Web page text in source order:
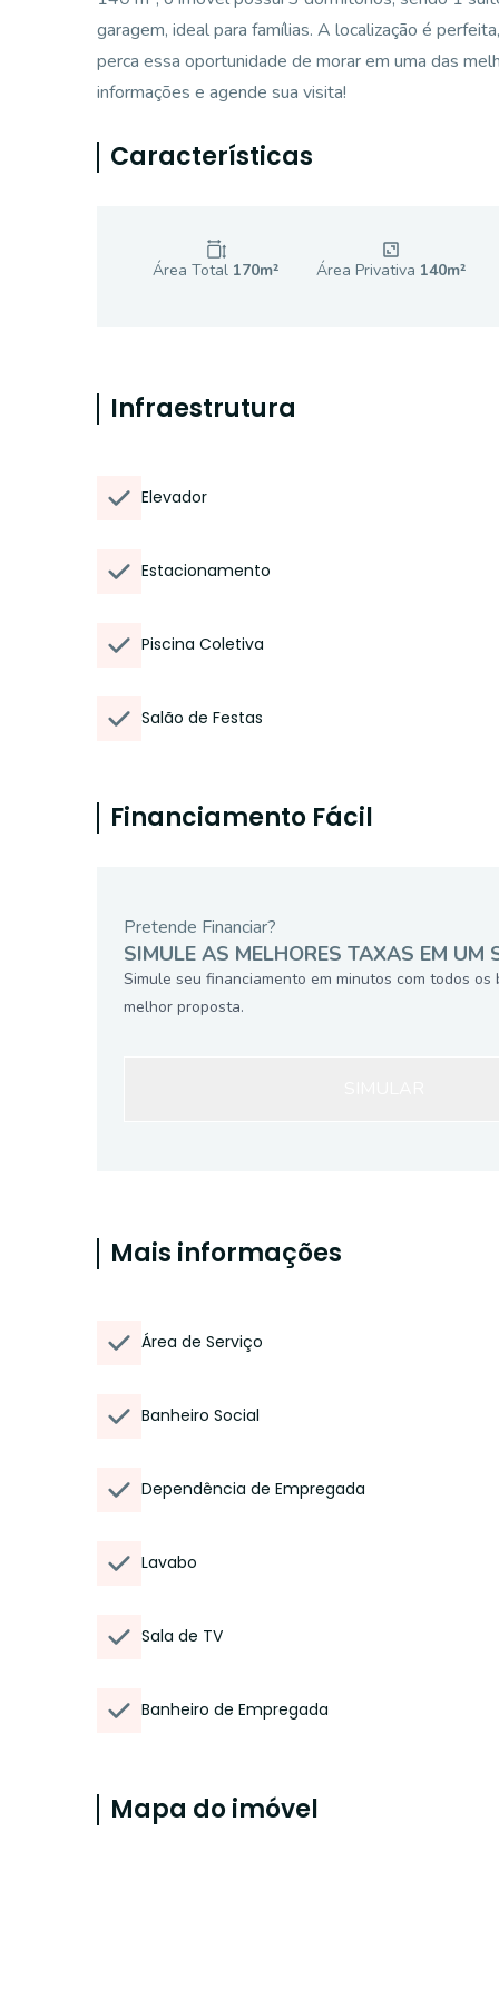
garagem, ideal para famílias. A localização é
perca essa oportunidade de morar em uma das
informações e agende sua visita!
Características
Área Total 170m² Área Privativa 140m²
Infraestrutura
Elevador
Estacionamento
Piscina Coletiva
Salão de Festas
Financiamento Fácil
Pretende Financiar?
SIMULE AS MELHORES TAXAS EM UM
Simule seu financiamento em minutos com todos os
melhor proposta.
Mais informações
Área de Serviço
Banheiro Social
Dependência de Empregada
Lavabo
Sala de TV
Banheiro de Empregada
Mapa do imóvel